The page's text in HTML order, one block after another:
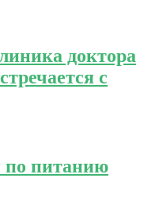
доктора
с
по питанию